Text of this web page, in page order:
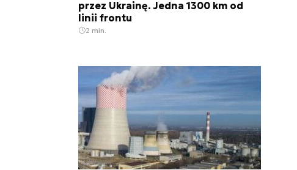
przez Ukrainę. Jedna 1300 km od
linii frontu
2 min.